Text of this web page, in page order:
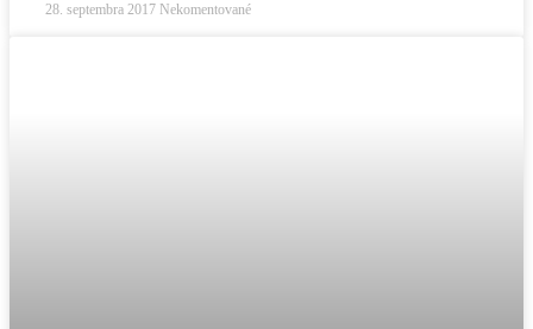
28. septembra 2017 Nekomentované